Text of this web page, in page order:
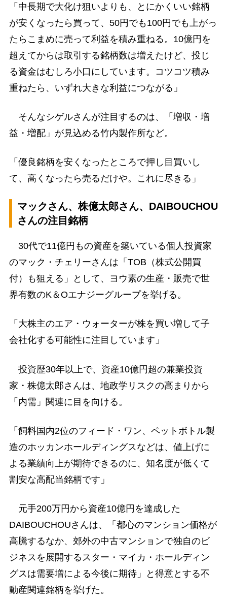
「中長期で大化け狙いよりも、とにかくいい銘柄
が安くなったら買って、50円でも100円でも上がっ
たらこまめに売って利益を積み重ねる。10億円を
超えてからは取引する銘柄数は増えたけど、投じ
る資金はむしろ小口にしています。コツコツ積み
重ねたら、いずれ大きな利益につながる」
そんなシゲルさんが注目するのは、「増収・増
益・増配」が見込める竹内製作所など。
「優良銘柄を安くなったところで押し目買いし
て、高くなったら売るだけや。これに尽きる」
マックさん、株億太郎さん、DAIBOUCHOU
さんの注目銘柄
30代で11億円もの資産を築いている個人投資家
のマック・チェリーさんは「TOB（株式公開買
付）も狙える」として、ヨウ素の生産・販売で世
界有数のK＆Oエナジーグループを挙げる。
「大株主のエア・ウォーターが株を買い増して子
会社化する可能性に注目しています」
投資歴30年以上で、資産10億円超の兼業投資
家・株億太郎さんは、地政学リスクの高まりから
「内需」関連に目を向ける。
「飼料国内2位のフィード・ワン、ペットボトル製
造のホッカンホールディングスなどは、値上げに
よる業績向上が期待できるのに、知名度が低くて
割安な高配当銘柄です」
元手200万円から資産10億円を達成した
DAIBOUCHOUさんは、「都心のマンション価格が
高騰するなか、郊外の中古マンションで独自のビ
ジネスを展開するスター・マイカ・ホールディン
グスは需要増による今後に期待」と得意とする不
動産関連銘柄を挙げた。